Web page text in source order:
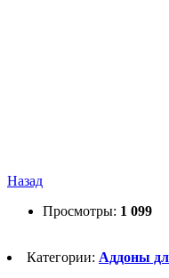
Назад
Просмотры: 1 099
Категории: Аддоны